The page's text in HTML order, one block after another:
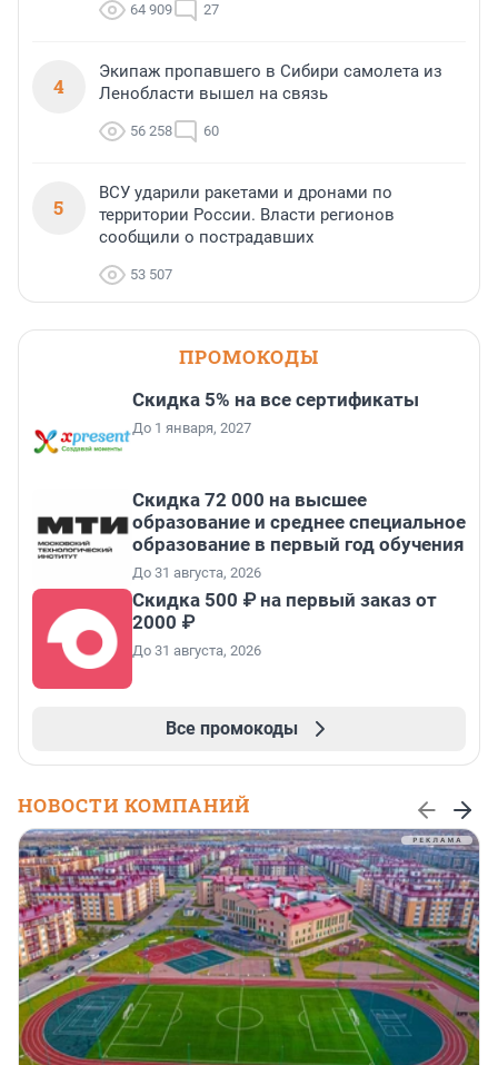
64 909 27
4
Экипаж пропавшего в Сибири самолета из
Ленобласти вышел на связь
56 258 60
5
ВСУ ударили ракетами и дронами по
территории России. Власти регионов
сообщили о пострадавших
53 507
ПРОМОКОДЫ
Скидка 5% на все сертификаты
До 1 января, 2027
Скидка 72 000 на высшее
образование и среднее специальное
образование в первый год обучения
До 31 августа, 2026
Скидка 500 ₽ на первый заказ от
2000 ₽
До 31 августа, 2026
Все промокоды
НОВОСТИ КОМПАНИЙ